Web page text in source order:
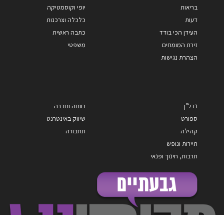
בריאות
דעות
העידן הכי בודד
זירת המומחים
הצהרת נגישות
יופי וקוסמטיקה
כלכלה וצרכנות
כתבה ראשית
משפטי
נדל"ן
ספורט
קהילה
תיירות ונופש
תרבות, חינוך ופנאי
רווחה וחברה
שיווק באינטרנט
תחבורה